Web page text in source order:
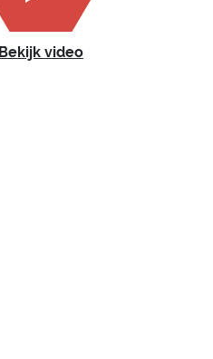
Bekijk video